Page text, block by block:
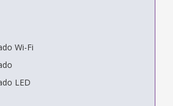
Wi-Fi
LED